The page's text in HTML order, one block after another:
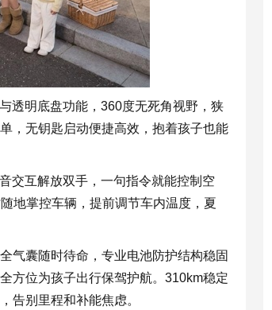
透明底盘功能，360度无死角视野，狭
，无钥匙启动便捷高效，抱着孩子也能
交互解放双手，一句指令就能控制空
地掌控车辆，提前调节车内温度，夏
气囊随时待命，专业电池防护结构稳固
方位为孩子出行保驾护航。310km稳定
告别里程和补能焦虑。